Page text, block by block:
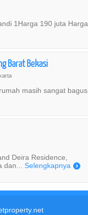
1Harga 190 juta Harga
Barat Bekasi
masih sangat bagus
Deira Residence,
dan... Selengkapnya )